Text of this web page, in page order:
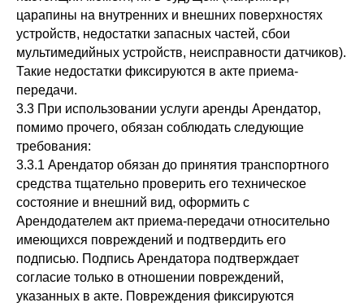
царапины на внутренних и внешних поверхностях
устройств, недостатки запасных частей, сбои
мультимедийных устройств, неисправности датчиков).
Такие недостатки фиксируются в акте приема-
передачи.
3.3 При использовании услуги аренды Арендатор,
помимо прочего, обязан соблюдать следующие
требования:
3.3.1 Арендатор обязан до принятия транспортного
средства тщательно проверить его техническое
состояние и внешний вид, оформить с
Арендодателем акт приема-передачи относительно
имеющихся повреждений и подтвердить его
подписью. Подпись Арендатора подтверждает
согласие только в отношении повреждений,
указанных в акте. Повреждения фиксируются